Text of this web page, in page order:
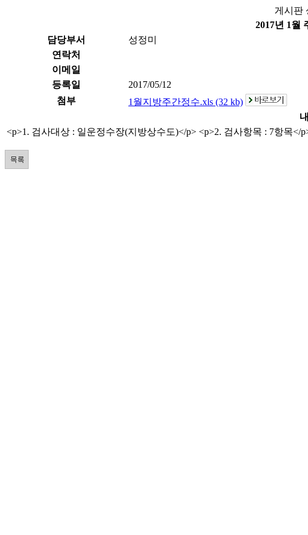
게시판
2017년 1월
담당부서
성정미
연락처
이메일
등록일
2017/05/12
첨부
1월지방주간정수.xls (32 kb)
<p>1. 검사대상 : 일운정수장(지방상수도)</p> <p>2. 검사항목 : 7항목</